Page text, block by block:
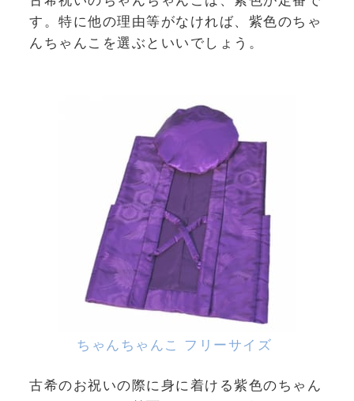
す。特に他の理由等がなければ、紫色のちゃ
んちゃんこを選ぶといいでしょう。
ちゃんちゃんこ フリーサイズ
古希のお祝いの際に身に着ける紫色のちゃん